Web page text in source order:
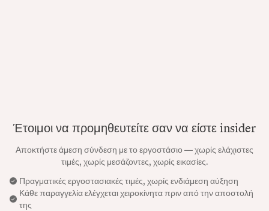
Έτοιμοι να προμηθευτείτε σαν να είστε insider
Αποκτήστε άμεση σύνδεση με το εργοστάσιο — χωρίς ελάχιστες
τιμές, χωρίς μεσάζοντες, χωρίς εικασίες.
Πραγματικές εργοστασιακές τιμές, χωρίς ενδιάμεση αύξηση
Κάθε παραγγελία ελέγχεται χειροκίνητα πριν από την αποστολή
της